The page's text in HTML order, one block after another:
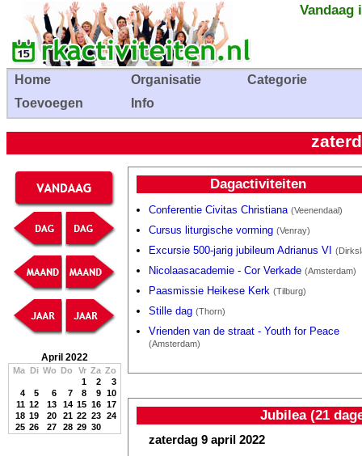
Vandaag
Home Organisatie
Categorie
Toevoegen
Info
April 2022
Ma Di Wo Do Vr Za Zo
1
2
3
4
5 6 7 8 9 10
11 12 13 14 15 16 17
18 19 20 21 22 23 24
25 26 27 28 29 30
Dagactiviteiten
Conferentie Civitas Christiana (Veenendaal)
Cursus liturgische vorming (Venray)
Excursie 500-jarig jubileum Adrianus VI
Nicolaasacademie - Cor Verkade (Amsterdam)
Paasmissie Heikese Kerk (Tilburg)
Stille dag (Thorn)
Vrienden van de straat - Youth for Peace
(Amsterdam)
Jubilea (21
zaterdag 9 april 2022